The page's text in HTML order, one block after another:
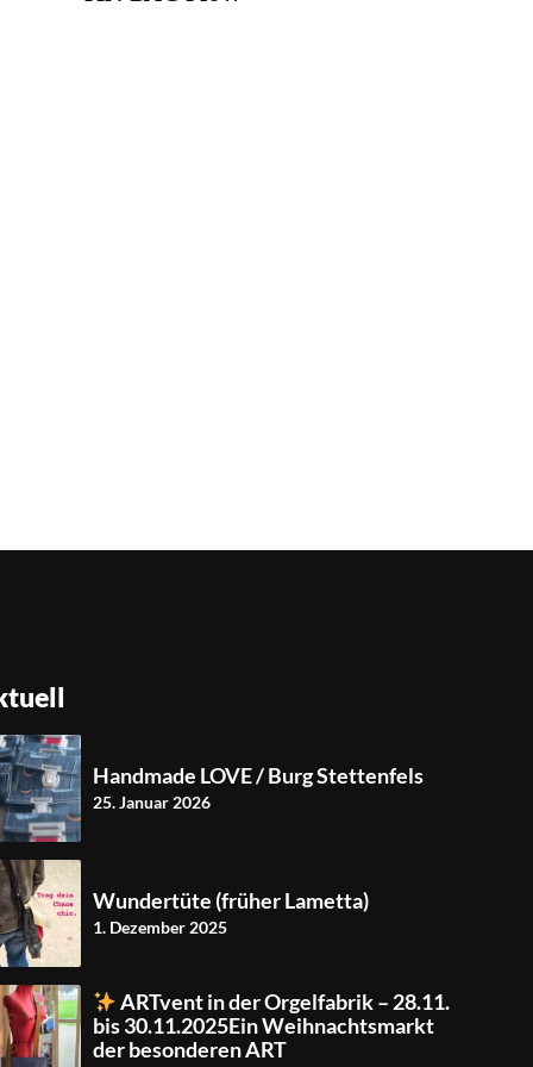
Handmade LOVE / Burg Stettenfels
25. Januar 2026
Wundertüte (früher Lametta)
1. Dezember 2025
ARTvent in der Orgelfabrik – 28.11.
bis 30.11.2025Ein Weihnachtsmarkt
der besonderen ART